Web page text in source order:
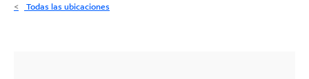
Todas las ubicaciones